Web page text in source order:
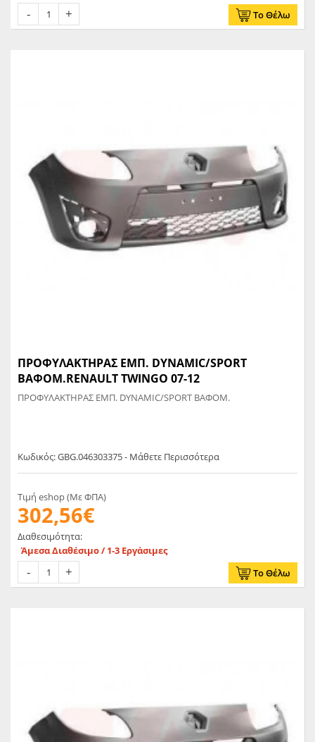
Το Θέλω
ΠΡΟΦΥΛΑΚΤΗΡΑΣ ΕΜΠ. DYNAMIC/SPORT
ΒΑΦΟΜ.RENAULT TWINGO 07-12
ΠΡΟΦΥΛΑΚΤΗΡΑΣ ΕΜΠ. DYNAMIC/SPORT ΒΑΦΟΜ.
Κωδικός: GBG.046303375 - Μάθετε Περισσότερα
Τιμή eshop (Με ΦΠΑ)
302,56€
Διαθεσιμότητα:
Άμεσα Διαθέσιμο / 1-3 Εργάσιμες
Το Θέλω